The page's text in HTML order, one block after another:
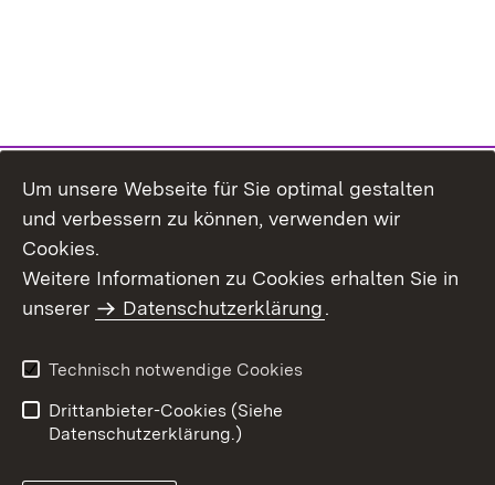
Benutzungshinweise
Erklärung zur
Um unsere Webseite für Sie optimal gestalten
und verbessern zu können, verwenden wir
Cookies.
Weitere Informationen zu Cookies erhalten Sie in
unserer
Datenschutzerklärung.
Technisch notwendige Cookies
Drittanbieter-Cookies (Siehe
Datenschutzerklärung.)